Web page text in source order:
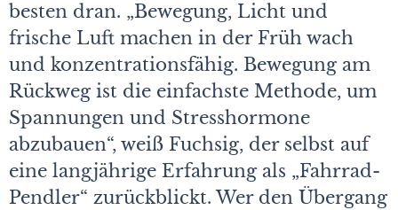
besten dran. „Bewegung, Licht und
frische Luft machen in der Früh wach
und konzentrationsfähig. Bewegung am
Rückweg ist die einfachste Methode, um
Spannungen und Stresshormone
abzubauen“, weiß Fuchsig, der selbst auf
eine langjährige Erfahrung als „Fahrrad-
Pendler“ zurückblickt. Wer den Übergang